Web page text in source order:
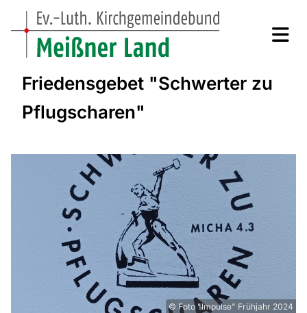
Friedensgebet "Schwerter zu
Pflugscharen"
© Foto "Impulse" Frühjahr 2024